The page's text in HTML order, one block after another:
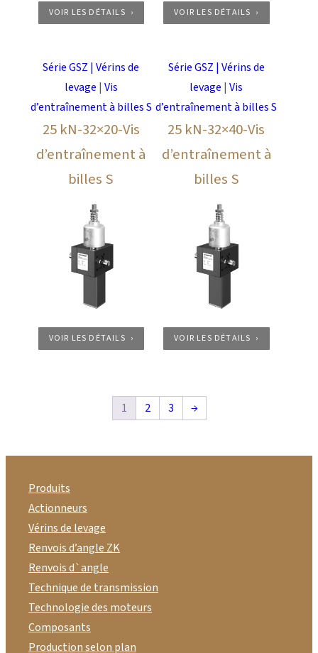
VOIR LES DÉTAILS VOIR LES DÉTAILS
Série GSZ | Vérins de
levage | Vis
d’entraînement à billes S
25 kN-32×20-Vis
d’entraînement à
billes S
VOIR LES DÉTAILS
Série GSZ | Vérins de
levage |Vis
d’entraînement à billes S
25 kN-32×40-Vis
d’entraînement à
billes S
VOIR LES DÉTAILS
1 2 3 →
Produits
Actionneurs
Vérins de levage
Renvois d’angle ZK
Renvois d`angle
Technique de transmission
Technologie des moteurs
Composants
Production selon plan